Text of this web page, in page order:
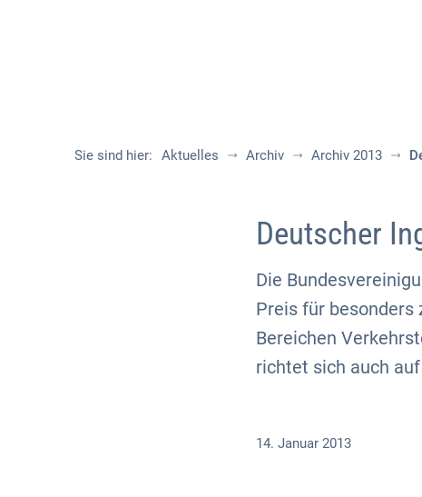
Sie sind hier: Aktuelles Archiv Archiv 2013
Deutscher
Die
Preis für
Bereichen
richtet sich auch
14. Januar 2013